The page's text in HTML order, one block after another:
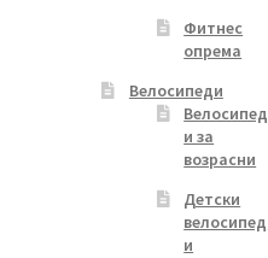
Фитнес
опрема
Велосипеди
Велосипед
и за
возрасни
Детски
велосипед
и